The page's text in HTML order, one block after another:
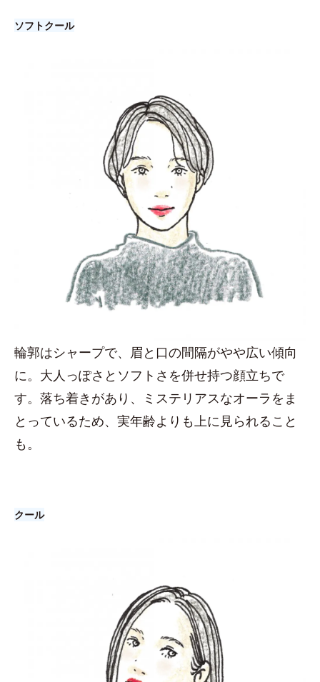
ソフトクール
輪郭はシャープで、眉と口の間隔がやや広い傾向
に。大人っぽさとソフトさを併せ持つ顔立ちで
す。落ち着きがあり、ミステリアスなオーラをま
とっているため、実年齢よりも上に見られること
も。
クール